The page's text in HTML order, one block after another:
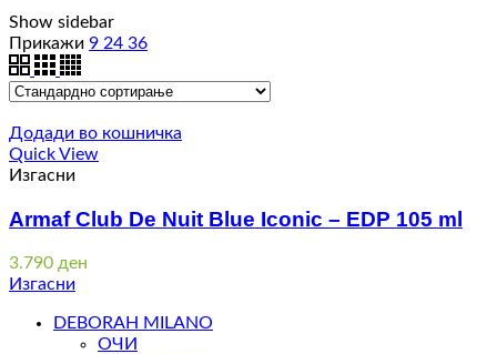
Show sidebar
Прикажи 9 24 36
Додади во кошничка
Quick View
Изгасни
Armaf Club De Nuit Blue Iconic – EDP 105 ml
3.790 ден
Изгасни
DEBORAH MILANO
ОЧИ